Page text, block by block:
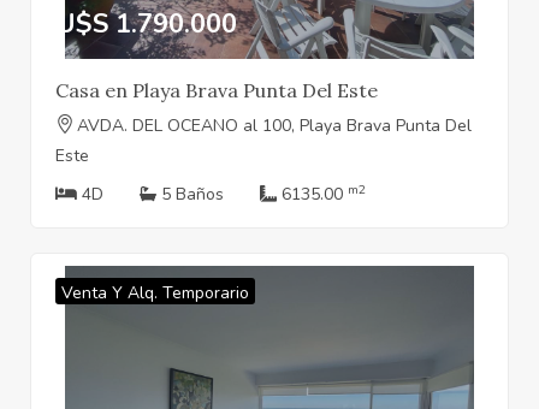
U$S 1.790.000
Casa en Playa Brava Punta Del Este
AVDA. DEL OCEANO al 100, Playa Brava Punta Del
Este
4D
5 Baños 6135.00 m2
Venta Y Alq. Temporario